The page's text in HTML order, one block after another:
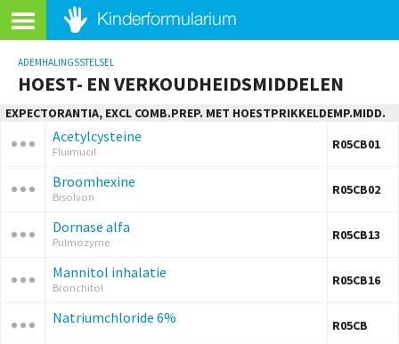
ADEMHALINGSSTELSEL
HOEST- EN VERKOUDHEIDSMIDDELEN
EXPECTORANTIA, EXCL COMB.PREP. MET HOESTPRIKKELDEMP.MIDD.
Acetylcysteine
Fluimucil R05CB01
Broomhexine
Bisolvon R05CB02
Dornase alfa
Pulmozyme R05CB13
Mannitol inhalatie
Bronchitol R05CB16
Natriumchloride 6%
R05CB